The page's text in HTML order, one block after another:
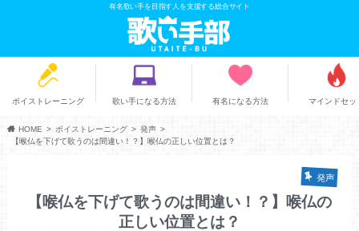
有名歌い手を目指す人を支援する総合サイト
ボイストレーニング 歌い手になる方法 有名になる方法 マインドセッ
HOME ボイストレーニング
発声
【喉仏を下げて歌うのは間違い！？】喉仏の正しい位置とは？
発声
【喉仏を下げて歌うのは間違い！？】喉仏の
正しい位置とは？